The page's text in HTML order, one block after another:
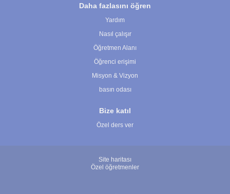
Daha fazlasını öğren
Yardım
Nasıl çalışır
Öğretmen Alanı
Öğrenci erişimi
Misyon & Vizyon
basın odası
Bize katıl
Özel ders ver
Site haritası
Özel öğretmenler